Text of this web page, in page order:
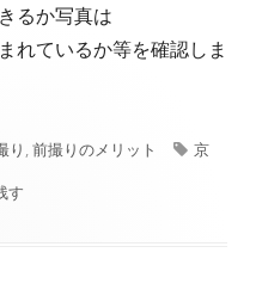
るか写真は
れているか等を確認しま
り ,前撮りのメリット
タ
京
味
す